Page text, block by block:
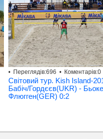
• Переглядів:696 • Коментарів:0
Світовий тур. Kish Island-
Бабіч/Гордєєв(UKR) -
Флюгген(GER) 0:2